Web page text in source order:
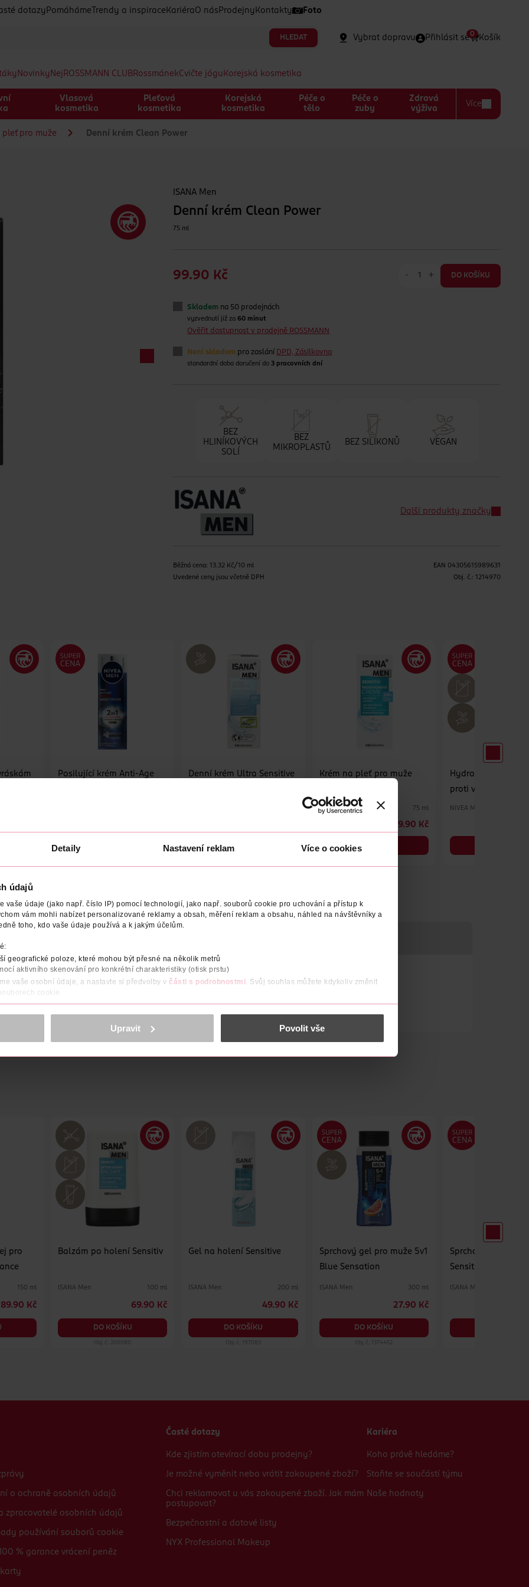
Detaily Nastavení reklam Více o cookies
údajů
vaše údaje (jako např. číslo IP) pomocí technologií, jako např. souborů cookie pro uchování a přístup k
vám mohli nabízet personalizované reklamy a obsah, měření reklam a obsahu, náhled na návštěvníky a
toho, kdo vaše údaje používá a k jakým účelům.
geografické poloze, které mohou být přesné na několik metrů
aktivního skenování pro konkrétní charakteristiky (otisk prstu)
vaše osobní údaje, a nastavte si předvolby v části s podrobnostmi. Svůj souhlas můžete kdykoliv změnit
cookie.
a reklam, funkcí sociálních médií, analýze návštěvnosti, které mohou nést osobní údaje.
osobních údajů.
<
Upravit Povolit vše
dotazy Pomáháme Trendy a inspirace Kariéra O nás Prodejny Kontakty Foto
HLEDAT Vybrat dopravu Přihlásit se Košík
0
Novinky Nej ROSSMANN CLUBRossmánekCvičte jógu Korejská kosmetika
Vlasová
kosmetika
Pleťová
kosmetika
Korejská
kosmetika
Péče o
tělo
Péče o
zuby
Zdravá
výživa
Více
pleť pro muže Denní krém Clean Power
ISANA Men
Denní krém Clean Power
75 ml
99.90 Kč - + DO KOŠÍKU
Skladem na 50 prodejnách
vyzvednutí již za60 minut
Ověřit dostupnost v prodejně ROSSMANN
Není skladem pro zaslání DPD, Zásilkovna
standardní doba doručení do 3 pracovních dní
BEZ
HLINÍKOVÝCH
SOLÍ
BEZ
MIKROPLASTŮ
BEZ SILIKONŮ VEGAN
Další produkty značky
Běžná cena: 13.32 Kč/10 ml
Uvedené ceny jsou včetně DPH
EAN 04305615989631
Obj. č.: 1214970
Posilující krém Anti-Age
Denní krém Ultra Sensitive
DO KOŠÍKU
Krém na pleť pro muže
ISANA Men 75 ml
89.90 Kč
DO KOŠÍKU
Hydratační pleťový
proti vráskám
OF 15
NIVEA Men
lékořice a BHA + PHA
pro
150 ml
89.90 Kč
Balzám po holení Sensitiv
ISANA Men 100 ml
69.90 Kč
DO KOŠÍKU
Obj. č.: 200080
Gel na holení Sensitive
ISANA Men 200 ml
49.90 Kč
DO KOŠÍKU
Obj. č.: 197083
Sprchový gel pro muže 5v1
Blue Sensation
ISANA Men 300 ml
27.90 Kč
DO KOŠÍKU
Obj. č.: 1374452
Sprchový gel pro
Sensitive
ISANA Men
o ochraně osobních údajů
zpracovatelé osobních údajů
používání souborů cookie
% garance vrácení peněz
Časté dotazy
Kde zjistím otevírací dobu prodejny?
Je možné vyměnit nebo vrátit zakoupené zboží?
Chci reklamovat u vás zakoupené zboží. Jak mám
postupovat?
Bezpečnostní a datové listy
NYX Professional Makeup
Kariéra
Koho právě hledáme?
Staňte se součástí týmu
Naše hodnoty